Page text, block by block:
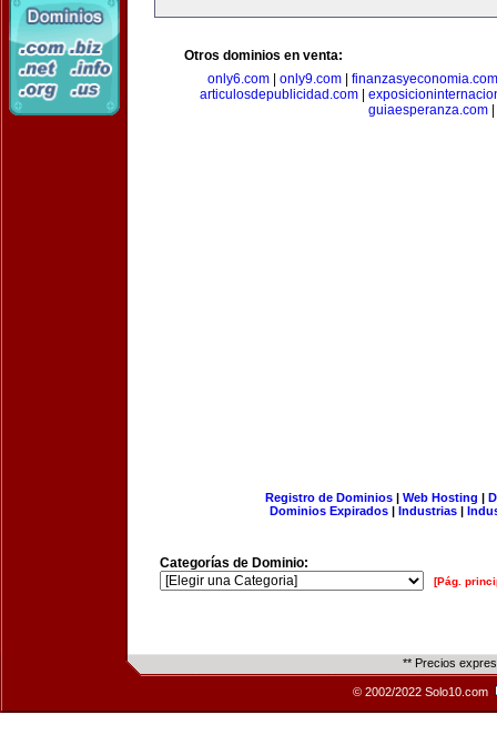
Otros dominios en venta:
only6.com| only9.com| finanzasyeconomia.com
articulosdepublicidad.com|
guiaesperanza.com
Registro de Dominios| Web Hosting |
Dominios Expirados | Industrias |
Categorías de Dominio:
[Pág.
** Precios
© 2002/2022 Solo10.com